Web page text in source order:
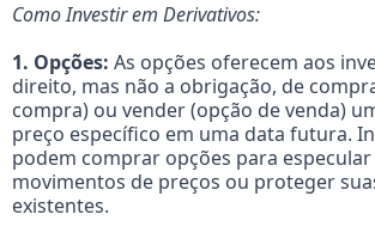
Como Investir em Derivativos:
1. Opções: As opções oferecem aos
direito, mas não a obrigação, de
compra) ou vender (opção de venda)
preço específico em uma data futura.
podem comprar opções para
movimentos de preços ou proteger
existentes.